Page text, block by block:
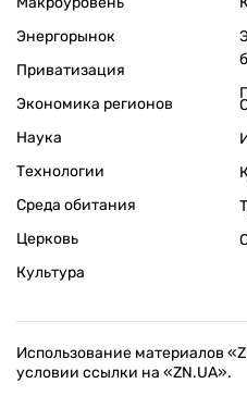
Энергорынок
Приватизация
Экономика регионов
Наука
Технологии
Среда обитания
Церковь
Культура
Использование материалов
условии ссылки на «ZN.UA».